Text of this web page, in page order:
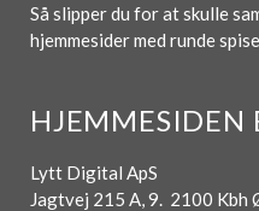
Så slipper du for at skulle
hjemmesider med runde
HJEMMESIDEN
Lytt Digital ApS
Jagtvej 215 A, 9. 2100 Kbh